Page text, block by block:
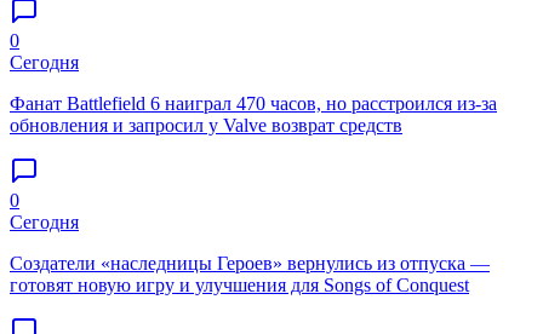
0
Сегодня
Фанат Battlefield 6 наиграл 470 часов, но расстроился из-за
обновления и запросил у Valve возврат средств
0
Сегодня
Создатели «наследницы Героев» вернулись из отпуска —
готовят новую игру и улучшения для Songs of Conquest